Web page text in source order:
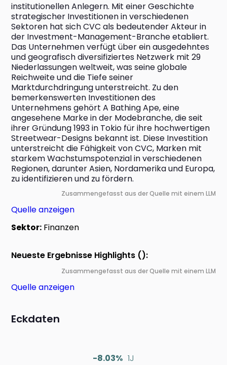
institutionellen Anlegern. Mit einer Geschichte
strategischer Investitionen in verschiedenen
Sektoren hat sich CVC als bedeutender Akteur in
der Investment-Management-Branche etabliert.
Das Unternehmen verfügt über ein ausgedehntes
und geografisch diversifiziertes Netzwerk mit 29
Niederlassungen weltweit, was seine globale
Reichweite und die Tiefe seiner
Marktdurchdringung unterstreicht. Zu den
bemerkenswerten Investitionen des
Unternehmens gehört A Bathing Ape, eine
angesehene Marke in der Modebranche, die seit
ihrer Gründung 1993 in Tokio für ihre hochwertigen
Streetwear-Designs bekannt ist. Diese Investition
unterstreicht die Fähigkeit von CVC, Marken mit
starkem Wachstumspotenzial in verschiedenen
Regionen, darunter Asien, Nordamerika und Europa,
zu identifizieren und zu fördern.
Zusammengefasst aus der Quelle mit einem LLM
Quelle anzeigen
Sektor: Finanzen
Neueste Ergebnisse Highlights ():
Zusammengefasst aus der Quelle mit einem LLM
Quelle anzeigen
Eckdaten
-8.03% 1J